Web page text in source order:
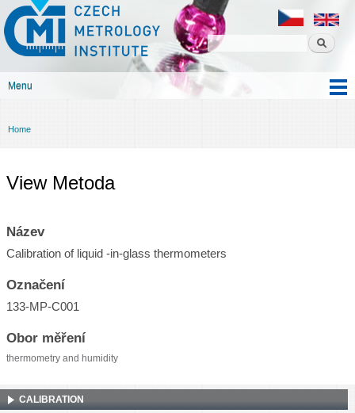
content
Czech
metrology
institute
Menu
You are here
Home
View Metoda
Název
Calibration of liquid -in-glass thermometers
Označení
133-MP-C001
Obor měření
thermometry and humidity
CALIBRATION